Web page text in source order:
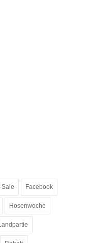
Sale Facebook
Hosenwoche